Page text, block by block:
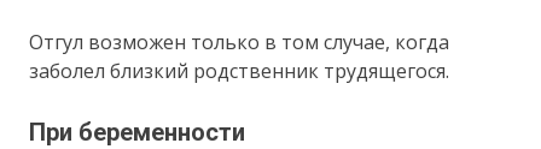
Отгул возможен только в том случае, когда
заболел близкий родственник трудящегося.
При беременности